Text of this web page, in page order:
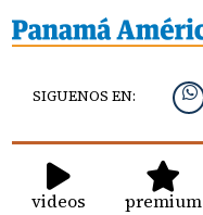
SIGUENOS EN:
videos premium